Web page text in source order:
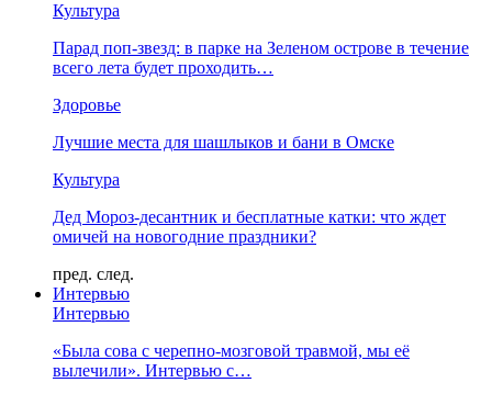
Культура
Парад поп-звезд: в парке на Зеленом острове в течение
всего лета будет проходить…
Здоровье
Лучшие места для шашлыков и бани в Омске
Культура
Дед Мороз-десантник и бесплатные катки: что ждет
омичей на новогодние праздники?
пред. след.
Интервью
Интервью
«Была сова с черепно-мозговой травмой, мы её
вылечили». Интервью с…